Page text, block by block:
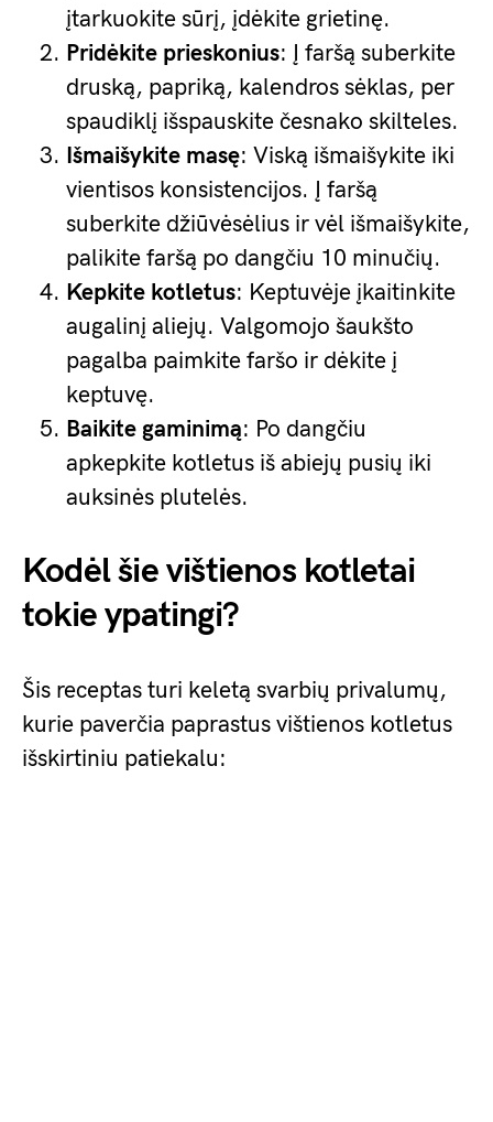
įtarkuokite sūrį, įdėkite grietinę.
Pridėkite prieskonius: Į faršą suberkite
druską, papriką, kalendros sėklas, per
spaudiklį išspauskite česnako skilteles.
Išmaišykite masę: Viską išmaišykite iki
vientisos konsistencijos. Į faršą
suberkite džiūvėsėlius ir vėl išmaišykite,
palikite faršą po dangčiu 10 minučių.
Kepkite kotletus: Keptuvėje įkaitinkite
augalinį aliejų. Valgomojo šaukšto
pagalba paimkite faršo ir dėkite į
keptuvę.
Baikite gaminimą: Po dangčiu
apkepkite kotletus iš abiejų pusių iki
auksinės plutelės.
Kodėl šie vištienos kotletai
tokie ypatingi?
Šis receptas turi keletą svarbių privalumų,
kurie paverčia paprastus vištienos kotletus
išskirtiniu patiekalu: